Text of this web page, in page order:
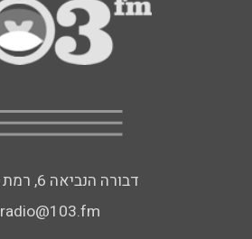
דבורה הנביאה 6, רמת השרון
radio@103.fm